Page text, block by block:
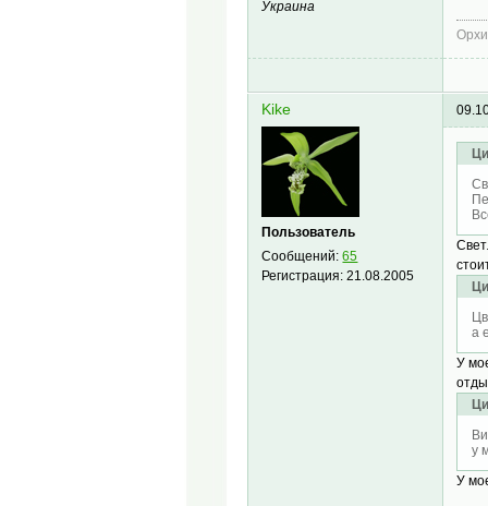
Украина
Kike
Пользователь
Сообщений:65
Регистрация:21.08.2005
а
У
у
У